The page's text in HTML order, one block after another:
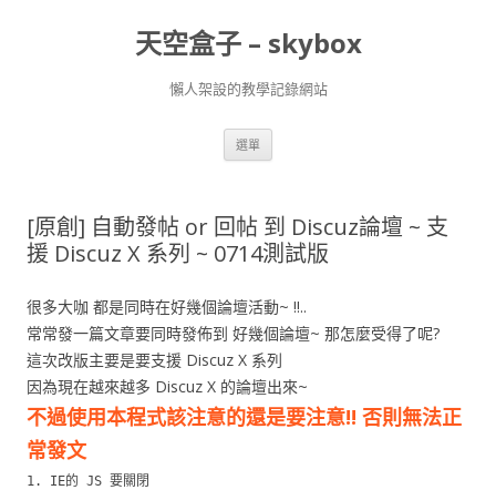
天空盒子 – skybox
懶人架設的教學記錄網站
選單
容
[原創] 自動發帖 or 回帖 到 Discuz論壇 ~ 支
援 Discuz X 系列 ~ 0714測試版
很多大咖 都是同時在好幾個論壇活動~ !!..
常常發一篇文章要同時發佈到 好幾個論壇~ 那怎麼受得了呢?
這次改版主要是要支援 Discuz X 系列
因為現在越來越多 Discuz X 的論壇出來~
不過使用本程式該注意的還是要注意!! 否則無法正
常發文
1. IE的 JS 要關閉